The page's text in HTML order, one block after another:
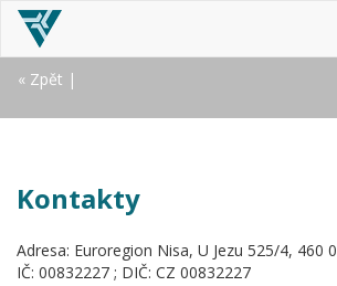
« Zpět |
Kontakty
Adresa: Euroregion Nisa, U Jezu 525/4, 460
IČ: 00832227 ; DIČ: CZ 00832227